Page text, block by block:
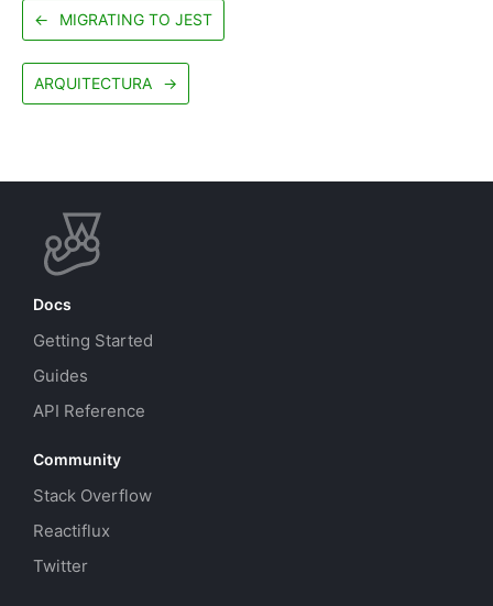
← MIGRATING TO JEST
ARQUITECTURA →
Docs
Getting Started
Guides
API Reference
Community
Stack Overflow
Reactiflux
Twitter